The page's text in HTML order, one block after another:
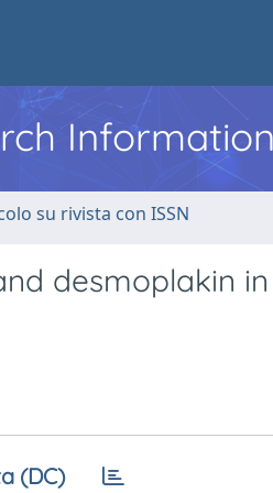
su rivista con ISSN
desmoplakin
(DC)